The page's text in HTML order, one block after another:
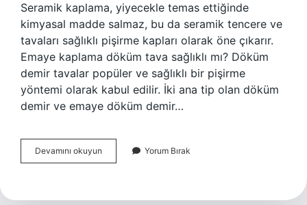
Seramik kaplama, yiyecekle temas ettiğinde
kimyasal madde salmaz, bu da seramik tencere ve
tavaları sağlıklı pişirme kapları olarak öne çıkarır.
Emaye kaplama döküm tava sağlıklı mı? Döküm
demir tavalar popüler ve sağlıklı bir pişirme
yöntemi olarak kabul edilir. İki ana tip olan döküm
demir ve emaye döküm demir…
Devamını okuyun
Mi
Mu
Yorum Bırak